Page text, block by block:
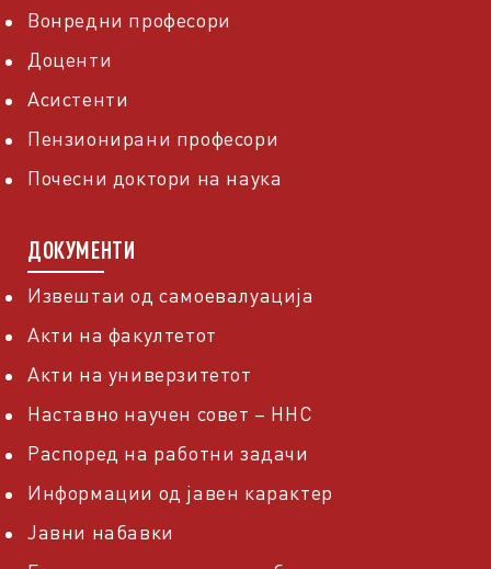
Вонредни професори
Доценти
Асистенти
Пензионирани професори
Почесни доктори на наука
ДОКУМЕНТИ
Извештаи од самоевалуација
Акти на факултетот
Акти на универзитетот
Наставно научен совет – ННС
Распоред на работни задачи
Информации од јавен карактер
Јавни набавки